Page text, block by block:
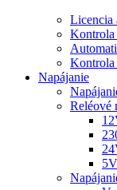
Licencia
Kontrola
Kontrola
Napájanie
Reléové